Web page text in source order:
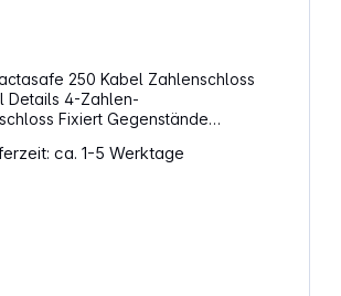
250 Kabel Zahlenschloss
4-Zahlen-
Gegenstände
oder an einen sicheren festen
ca. 1-5 Werktage